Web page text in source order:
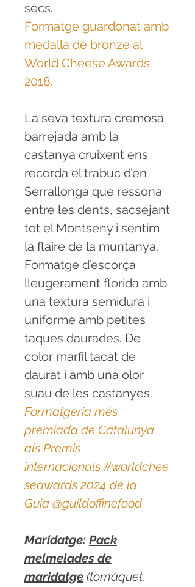
secs.
Formatge guardonat amb
medalla de bronze al
World Cheese Awards
2018.
La seva textura cremosa
barrejada amb la
castanya cruixent ens
recorda el trabuc d’en
Serrallonga que ressona
entre les dents, sacsejant
tot el Montseny i sentim
la flaire de la muntanya.
Formatge d’escorça
lleugerament florida amb
una textura semidura i
uniforme amb petites
taques daurades. De
color marfil tacat de
daurat i amb una olor
suau de les castanyes.
Formatgeria més
premiada de Catalunya
als Premis
internacionals #worldchee
seawards 2024 de la
Guia @guildoffinefood
Maridatge: Pack
melmelades de
maridatge (tomàquet,